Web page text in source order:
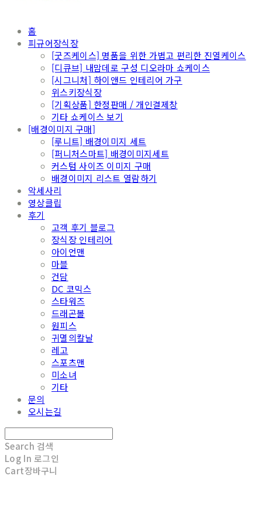
홈
피규어장식장
[굿즈케이스] 명품을 위한 가볍고 편리한 진열케이스
[디큐브] 내맘데로 구성 디오라마 쇼케이스
[시그니처] 하이앤드 인테리어 가구
위스키장식장
[기획상품] 한정판매 / 개인결제창
기타 쇼케이스 보기
[배경이미지 구매]
[루니트] 배경이미지 세트
[퍼니처스마트] 배경이미지세트
커스텀 사이즈 이미지 구매
배경이미지 리스트 열람하기
악세사리
영상클립
후기
고객 후기 블로그
장식장 인테리어
아이언맨
마블
건담
DC 코믹스
스타워즈
드래곤볼
원피스
귀멸의칼날
레고
스포츠맨
미소녀
기타
문의
오시는길
Search 검색
Log In 로그인
Cart장바구니